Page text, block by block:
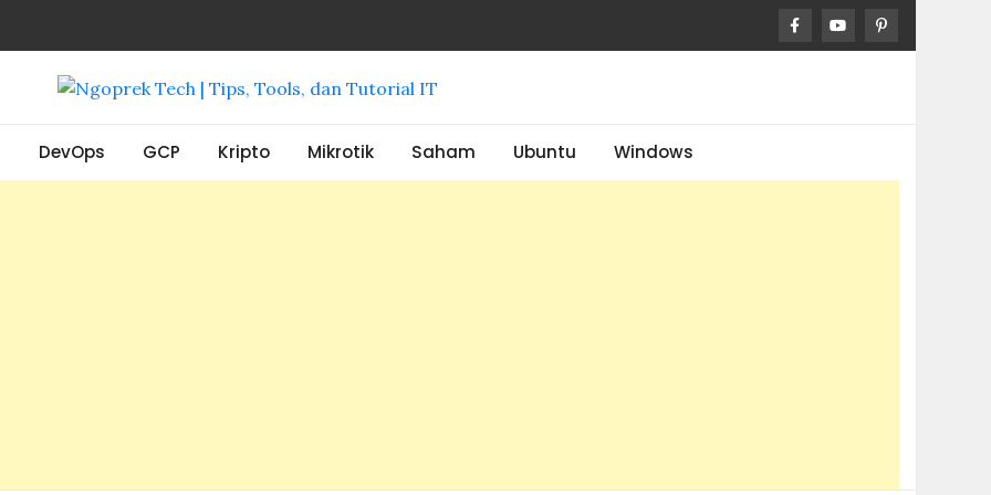
Tools, dan Tutorial IT
DevOps GCP Kripto Mikrotik Saham Ubuntu Windows